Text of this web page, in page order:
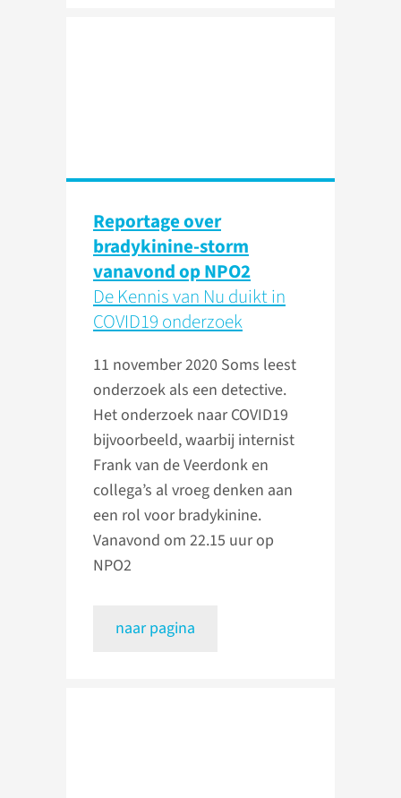
Reportage over
bradykinine-storm
vanavond op NPO2
De Kennis van Nu duikt in
COVID19 onderzoek
11 november 2020 Soms leest
onderzoek als een detective.
Het onderzoek naar COVID19
bijvoorbeeld, waarbij internist
Frank van de Veerdonk en
collega’s al vroeg denken aan
een rol voor bradykinine.
Vanavond om 22.15 uur op
NPO2
naar pagina